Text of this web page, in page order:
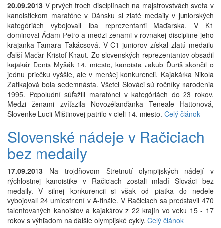
20.09.2013 V prvých troch disciplínach na majstrovstvách sveta v
kanoistickom maratóne v Dánsku si zlaté medaily v juniorských
kategóriách vybojovali iba reprezentanti Maďarska. V K1
dominoval Ádám Petró a medzi ženami v rovnakej disciplíne jeho
krajanka Tamara Takácsová. V C1 juniorov získal zlatú medailu
ďalší Maďar Kristof Khaut. Zo slovenských reprezentantov obsadil
kajakár Denis Myšák 14. miesto, kanoista Jakub Ďuriš skončil o
jednu priečku vyššie, ale v menšej konkurencii. Kajakárka Nikola
Zatlkajová bola sedemnásta. Všetci Slováci sú ročníky narodenia
1995. Popoludní súťažili maratónci v kategóriách do 23 rokov.
Medzi ženami zvíťazila Novozélanďanka Teneale Hattonová,
Slovenke Lucii Mištinovej patrilo v cieli 14. miesto. Celý článok
Slovenské nádeje v Račiciach
bez medaily
17.09.2013 Na trojdňovom Stretnutí olympijských nádejí v
rýchlostnej kanoistike v Račiciach zostali mladí Slováci bez
medaily. V silnej konkurencii si však od piatka do nedele
vybojovali 24 umiestnení v A-finále. V Račiciach sa predstavil 470
talentovaných kanoistov a kajakárov z 22 krajín vo veku 15 - 17
rokov s výhľadom na ďalšie olympijské cykly. Celý článok